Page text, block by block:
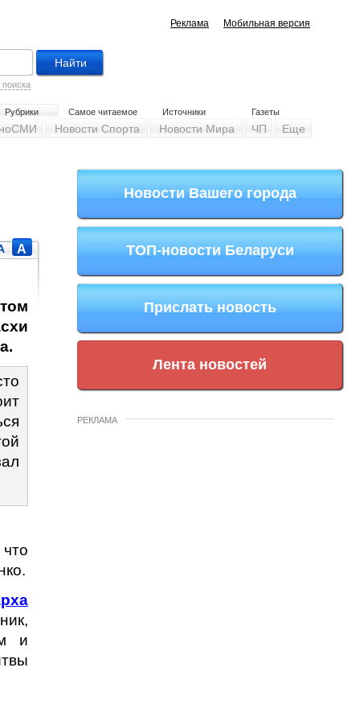
Мобильная версия
Реклама
поиска
Газеты
Источники
Самое читаемое
Рубрики
Новости Спорта Новости Мира ЧП Еще
A
и
Новости Вашего города
ТОП-новости Беларуси
Прислать новость
Лента новостей
РЕКЛАМА